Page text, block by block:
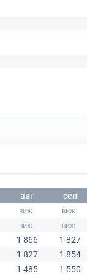
авг сеп
1 866 1 827
1 827
1 854
1 485
1 550